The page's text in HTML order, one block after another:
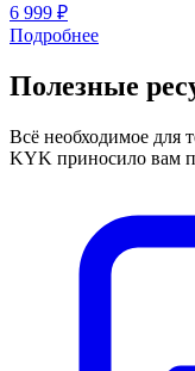
6 999 ₽
Подробнее
Полезные
Всё необходимое для
KYK приносило вам